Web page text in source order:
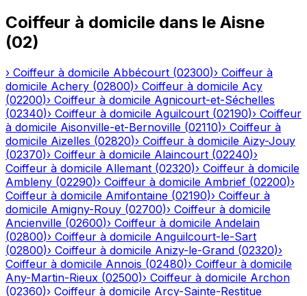
Coiffeur à domicile dans le Aisne
(02)
› Coiffeur à domicile Abbécourt (02300)› Coiffeur à
domicile Achery (02800)› Coiffeur à domicile Acy
(02200)› Coiffeur à domicile Agnicourt-et-Séchelles
(02340)› Coiffeur à domicile Aguilcourt (02190)› Coiffeur
à domicile Aisonville-et-Bernoville (02110)› Coiffeur à
domicile Aizelles (02820)› Coiffeur à domicile Aizy-Jouy
(02370)› Coiffeur à domicile Alaincourt (02240)›
Coiffeur à domicile Allemant (02320)› Coiffeur à domicile
Ambleny (02290)› Coiffeur à domicile Ambrief (02200)›
Coiffeur à domicile Amifontaine (02190)› Coiffeur à
domicile Amigny-Rouy (02700)› Coiffeur à domicile
Ancienville (02600)› Coiffeur à domicile Andelain
(02800)› Coiffeur à domicile Anguilcourt-le-Sart
(02800)› Coiffeur à domicile Anizy-le-Grand (02320)›
Coiffeur à domicile Annois (02480)› Coiffeur à domicile
Any-Martin-Rieux (02500)› Coiffeur à domicile Archon
(02360)› Coiffeur à domicile Arcy-Sainte-Restitue